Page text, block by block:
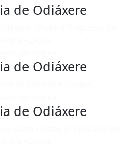
de Odiáxere
de Odiáxere
de Odiáxere